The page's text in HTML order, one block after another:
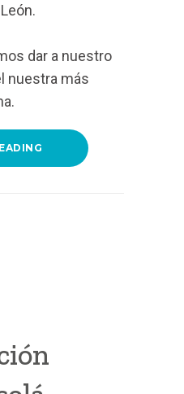
dar a nuestro
nuestra más